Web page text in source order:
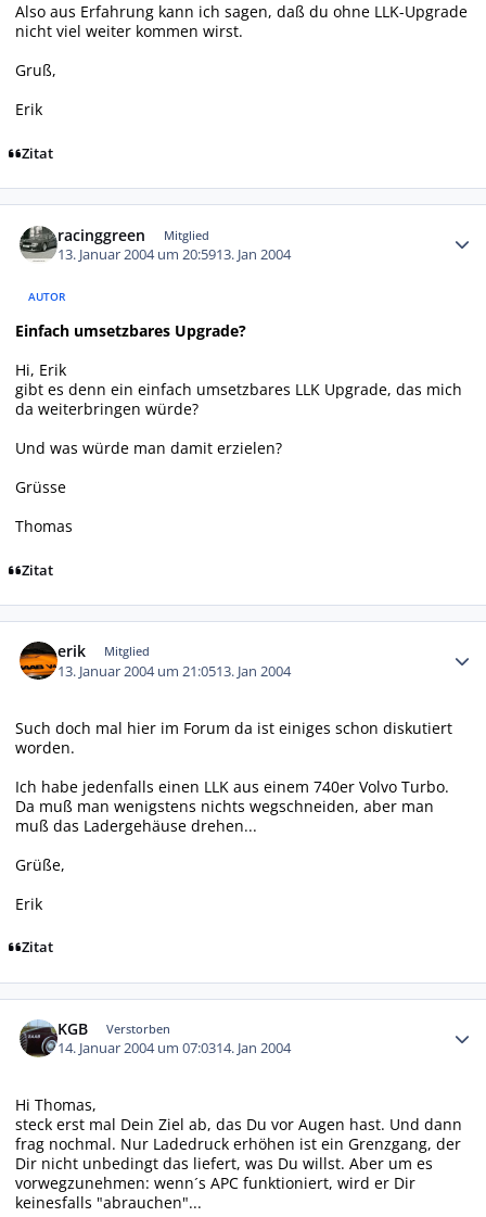
Also aus Erfahrung kann ich sagen, daß du ohne LLK-Upgrade
nicht viel weiter kommen wirst.
Gruß,
Erik
Zitat
racinggreen Mitglied
13. Januar 2004 um 20:5913. Jan 2004
AUTOR
Einfach umsetzbares Upgrade?
Hi, Erik
gibt es denn ein einfach umsetzbares LLK Upgrade, das mich
da weiterbringen würde?
Und was würde man damit erzielen?
Grüsse
Thomas
Zitat
erik Mitglied
13. Januar 2004 um 21:0513. Jan 2004
Such doch mal hier im Forum da ist einiges schon diskutiert
worden.
Ich habe jedenfalls einen LLK aus einem 740er Volvo Turbo.
Da muß man wenigstens nichts wegschneiden, aber man
muß das Ladergehäuse drehen...
Grüße,
Erik
Zitat
KGB Verstorben
14. Januar 2004 um 07:0314. Jan 2004
Hi Thomas,
steck erst mal Dein Ziel ab, das Du vor Augen hast. Und dann
frag nochmal. Nur Ladedruck erhöhen ist ein Grenzgang, der
Dir nicht unbedingt das liefert, was Du willst. Aber um es
vorwegzunehmen: wenn´s APC funktioniert, wird er Dir
keinesfalls "abrauchen"...